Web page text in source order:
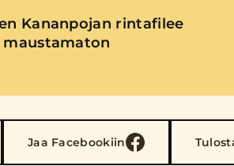
Kananpojan rintafilee
maustamaton
Jaa Facebookiin